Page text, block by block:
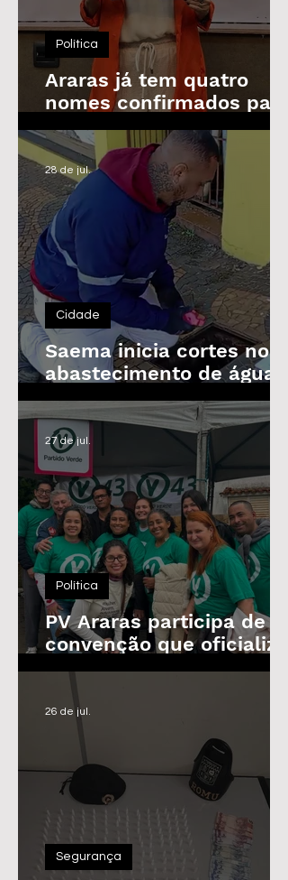
Araras já tem quatro
nomes confirmados para
as Eleições de 2026
Política
Saema inicia cortes no
abastecimento de água
de imóveis inadimplentes
a partir de 3 de agosto
Cidade
28 de jul.
PV Araras participa de
convenção que oficializa
candidaturas da
Política
27 de jul.
Segurança
26 de jul.